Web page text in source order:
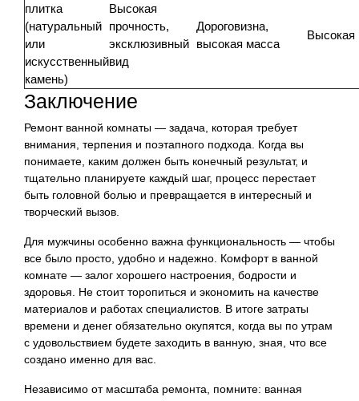
плитка
(натуральный
или
искусственный
камень)
Высокая
прочность,
эксклюзивный
вид
Дороговизна,
высокая масса
Высокая
Заключение
Ремонт ванной комнаты — задача, которая требует
внимания, терпения и поэтапного подхода. Когда вы
понимаете, каким должен быть конечный результат, и
тщательно планируете каждый шаг, процесс перестает
быть головной болью и превращается в интересный и
творческий вызов.
Для мужчины особенно важна функциональность — чтобы
все было просто, удобно и надежно. Комфорт в ванной
комнате — залог хорошего настроения, бодрости и
здоровья. Не стоит торопиться и экономить на качестве
материалов и работах специалистов. В итоге затраты
времени и денег обязательно окупятся, когда вы по утрам
с удовольствием будете заходить в ванную, зная, что все
создано именно для вас.
Независимо от масштаба ремонта, помните: ванная